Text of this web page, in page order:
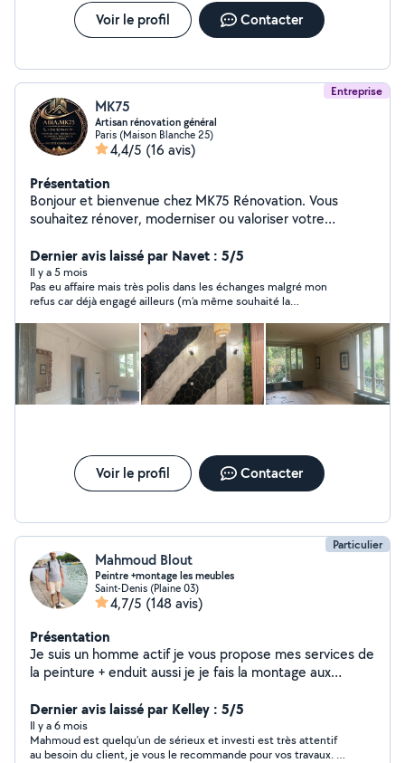
Voir le profil Contacter
Entreprise
MK75
Artisan rénovation général
Paris (Maison Blanche 25)
4,4/5 (16 avis)
Présentation
Bonjour et bienvenue chez MK75 Rénovation. Vous
souhaitez rénover, moderniser ou valoriser votre
équipe vous accompagne avec sérieux, expérience et
professionnalisme afin de transformer vos espaces et
réaliser vos projets dans les meilleures conditions. Zone
d'intervention : Paris et toute l'Île-de-France. Devis
gratuit et personnalisé. Contactez-nous dès aujourd'hui
et donnons ensemble une nouvelle vie à votre intérieur.
Dernier avis laissé par Navet : 5/5
Il y a 5 mois
Pas eu affaire mais très polis dans les échanges malgré mon
refus car déjà engagé ailleurs (m’a même souhaité la
Voir le profil Contacter
Particulier
Mahmoud Blout
Peintre +montage les meubles
Saint-Denis (Plaine 03)
4,7/5 (148 avis)
Présentation
Je suis un homme actif je vous propose mes services de
la peinture + enduit aussi je je fais la montage aux
pour lui poser le carrelage et aussi parquet. N'hésitez
pas à me contacter.
Dernier avis laissé par Kelley : 5/5
Il y a 6 mois
Mahmoud est quelqu’un de sérieux et investi est très attentif
au besoin du client, je vous le recommande pour vos travaux. Il